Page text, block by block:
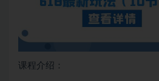
课程介绍：